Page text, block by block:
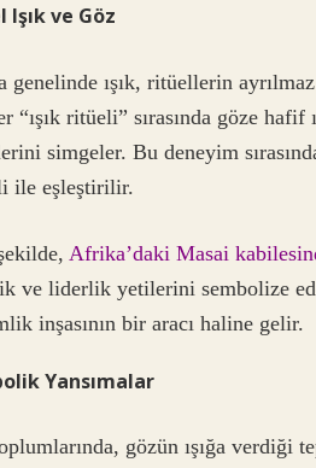
Işık ve Göz
genelinde ışık, ritüellerin
“ışık ritüeli” sırasında göze
simgeler. Bu deneyim
ile eşleştirilir.
Afrika’daki Masai
ve liderlik yetilerini sembolize
inşasının bir aracı haline gelir.
Yansımalar
gözün ışığa